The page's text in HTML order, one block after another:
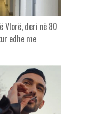
Vlorë, deri në 80
edhe me